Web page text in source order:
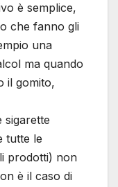
è semplice,
che fanno gli
una
ma quando
il gomito,
sigarette
tutte le
prodotti) non
è il caso di